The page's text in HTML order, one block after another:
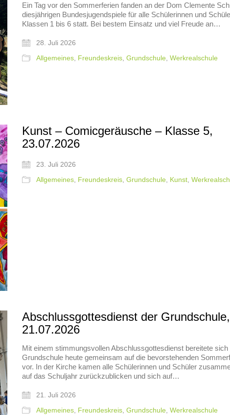
Ein Tag vor den Sommerferien fanden an der Dom Clemente
diesjährigen Bundesjugendspiele für alle Schülerinnen und
Klassen 1 bis 6 statt. Bei bestem Einsatz und viel Freude an…
28. Juli 2026
Allgemeines Freundeskreis Grundschule Werkrealschule
Kunst – Comicgeräusche – Klasse 5,
23.07.2026
23. Juli 2026
Allgemeines Freundeskreis Grundschule Kunst
Abschlussgottesdienst der Grundschule,
21.07.2026
Mit einem stimmungsvollen Abschlussgottesdienst bereitete sich
Grundschule heute gemeinsam auf die bevorstehenden
vor. In der Kirche kamen alle Schülerinnen und Schüler
auf das Schuljahr zurückzublicken und sich auf…
21. Juli 2026
Allgemeines Freundeskreis Grundschule Werkrealschule